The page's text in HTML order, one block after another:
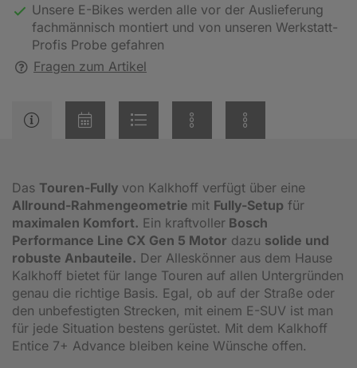
Unsere E-Bikes werden alle vor der Auslieferung
fachmännisch montiert und von unseren Werkstatt-
Profis Probe gefahren
Fragen zum Artikel
Das Touren-Fully von Kalkhoff verfügt über eine
Allround-Rahmengeometrie mit Fully-Setup für
maximalen Komfort. Ein kraftvoller Bosch
Performance Line CX Gen 5 Motor dazu solide und
robuste Anbauteile. Der Alleskönner aus dem Hause
Kalkhoff bietet für lange Touren auf allen Untergründen
genau die richtige Basis. Egal, ob auf der Straße oder
den unbefestigten Strecken, mit einem E-SUV ist man
für jede Situation bestens gerüstet. Mit dem Kalkhoff
Entice 7+ Advance bleiben keine Wünsche offen.